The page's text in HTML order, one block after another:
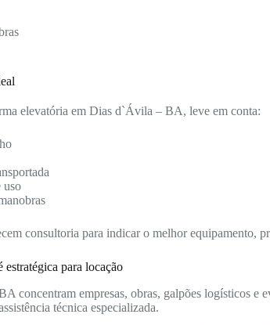
elevatória em Dias d`Ávila – BA, leve em conta:
uso
consultoria para indicar o melhor equipamento,
para locação
concentram empresas, obras, galpões logísticos e
técnica especializada.